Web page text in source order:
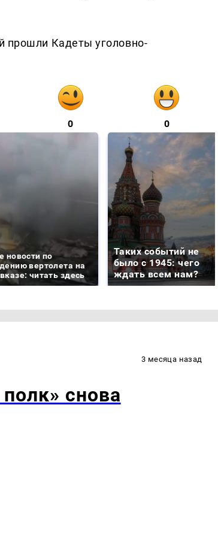
прошли Кадеты уголовно-
0 0
новости по
вертолета на
читать здесь
Таких событий не
было с 1945: чего
ждать всем нам?
3 месяца назад
снова